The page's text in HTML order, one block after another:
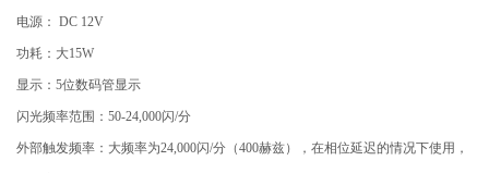
电源： DC 12V
功耗：大15W
显示：5位数码管显示
闪光频率范围：50-24,000闪/分
外部触发频率：大频率为24,000闪/分（400赫兹），在相位延迟的情况下使用，